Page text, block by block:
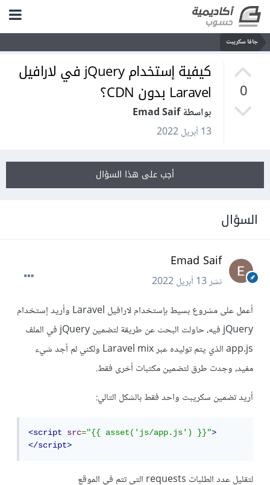
جافا سكريبت
0
كيفية إستخدام jQuery في لارافيل
Laravel بدون CDN؟
بواسطة Emad Saif
13 أبريل 2022
أجب على هذا السؤال
السؤال
Emad Saif
نشر13 أبريل 2022
أعمل على مشروع بسيط بإستخدام لارافيل Laravel وأريد إستخدام
jQuery فيه، حاولت البحث عن طريقة لتضمين jQuery في الملف
app.js الذي يتم توليده عبر Laravel mix ولكني لم أجد شيء
مفيد، وجدت طرق لتضمين مكتبات أخرى فقط.
أريد تضمين سكريبت واحد فقط بالشكل التالي:
<script src="{{ asset('js/app.js') }}">
</script>
لتقليل عدد الطلبات requests التي تتم في الموقع